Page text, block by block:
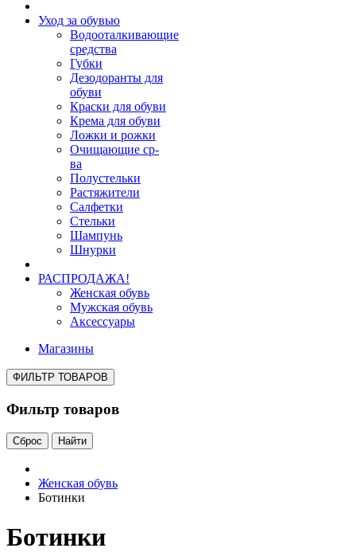
Уход за обувью
Водооталкивающие
средства
Губки
Дезодоранты для
обуви
Краски для обуви
Крема для обуви
Ложки и рожки
Очищающие ср-
ва
Полустельки
Растяжители
Салфетки
Стельки
Шампунь
Шнурки
РАСПРОДАЖА!
Женская обувь
Мужская обувь
Аксессуары
Магазины
ФИЛЬТР ТОВАРОВ
Фильтр товаров
Сброс Найти
Женская обувь
Ботинки
Ботинки